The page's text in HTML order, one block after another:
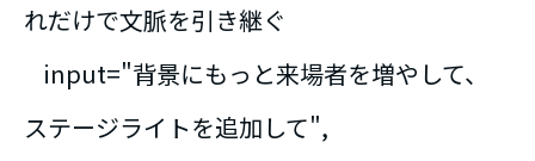
れだけで文脈を引き継ぐ
input="背景にもっと来場者を増やして、
ステージライトを追加して",